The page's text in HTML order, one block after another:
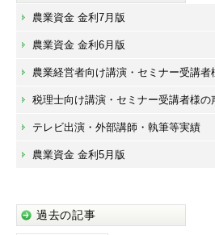
農業資金 金利7月版
農業資金 金利6月版
農業経営者向け講演・セミナー受講者
税理士向け講演・セミナー受講者様の
テレビ出演・外部講師・執筆等実績
農業資金 金利5月版
過去の記事